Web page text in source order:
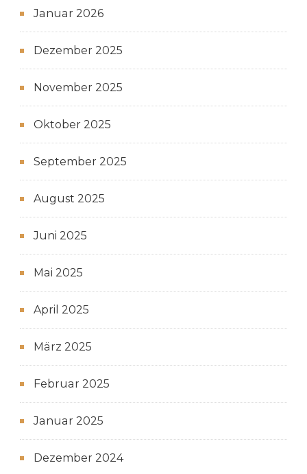
Januar 2026
Dezember 2025
November 2025
Oktober 2025
September 2025
August 2025
Juni 2025
Mai 2025
April 2025
März 2025
Februar 2025
Januar 2025
Dezember 2024